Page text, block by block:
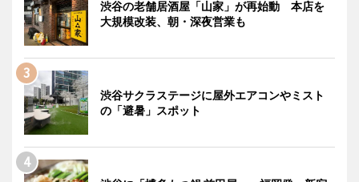
渋谷の老舗居酒屋「山家」が再始動 本店を
大規模改装、朝・深夜営業も
渋谷サクラステージに屋外エアコンやミスト
の「避暑」スポット